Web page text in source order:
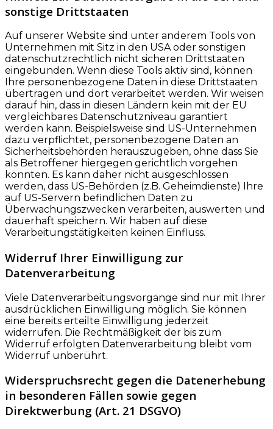
sonstige Drittstaaten
Auf unserer Website sind unter anderem Tools von
Unternehmen mit Sitz in den USA oder sonstigen
datenschutzrechtlich nicht sicheren Drittstaaten
eingebunden. Wenn diese Tools aktiv sind, können
Ihre personenbezogene Daten in diese Drittstaaten
übertragen und dort verarbeitet werden. Wir weisen
darauf hin, dass in diesen Ländern kein mit der EU
vergleichbares Datenschutzniveau garantiert
werden kann. Beispielsweise sind US-Unternehmen
dazu verpflichtet, personenbezogene Daten an
Sicherheitsbehörden herauszugeben, ohne dass Sie
als Betroffener hiergegen gerichtlich vorgehen
könnten. Es kann daher nicht ausgeschlossen
werden, dass US-Behörden (z.B. Geheimdienste) Ihre
auf US-Servern befindlichen Daten zu
Überwachungszwecken verarbeiten, auswerten und
dauerhaft speichern. Wir haben auf diese
Verarbeitungstätigkeiten keinen Einfluss.
Widerruf Ihrer Einwilligung zur
Datenverarbeitung
Viele Datenverarbeitungsvorgänge sind nur mit Ihrer
ausdrücklichen Einwilligung möglich. Sie können
eine bereits erteilte Einwilligung jederzeit
widerrufen. Die Rechtmäßigkeit der bis zum
Widerruf erfolgten Datenverarbeitung bleibt vom
Widerruf unberührt.
Widerspruchsrecht gegen die Datenerhebung
in besonderen Fällen sowie gegen
Direktwerbung (Art. 21 DSGVO)